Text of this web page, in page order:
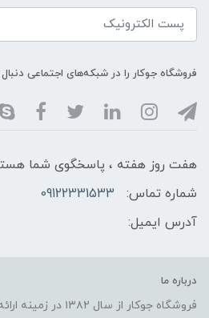
فروشگاه جوکار را در شبکه‌های اجتماعی
هفت روز هفته ، پاسخگوی شما
شماره تماس:
09122331533
آدرس ایمیل:
درباره ما
فروشگاه جوکار از